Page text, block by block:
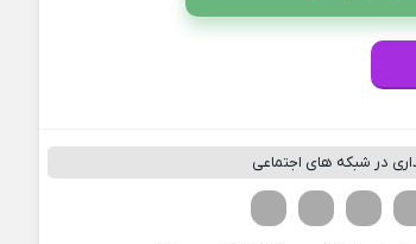
در شبکه های اجتماعی
لینکدین تویتر
فیسوک